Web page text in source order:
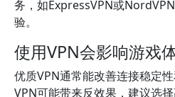
务，如ExpressVPN或
验。
使用VPN会影响游戏
优质VPN通常能改善连接稳定
VPN可能带来反效果，建议选择